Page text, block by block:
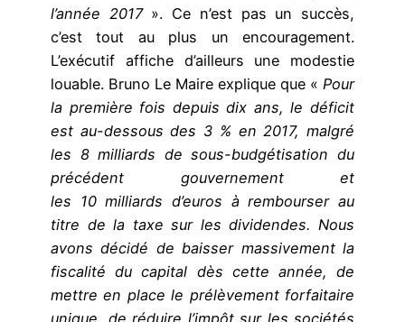
l’année 2017 ». Ce n’est pas un succès,
c’est tout au plus un encouragement.
L’exécutif affiche d’ailleurs une modestie
louable. Bruno Le Maire explique que « Pour
la première fois depuis dix ans, le déficit
est au-dessous des 3 % en 2017, malgré
les 8 milliards de sous-budgétisation du
précédent gouvernement et
les 10 milliards d’euros à rembourser au
titre de la taxe sur les dividendes. Nous
avons décidé de baisser massivement la
fiscalité du capital dès cette année, de
mettre en place le prélèvement forfaitaire